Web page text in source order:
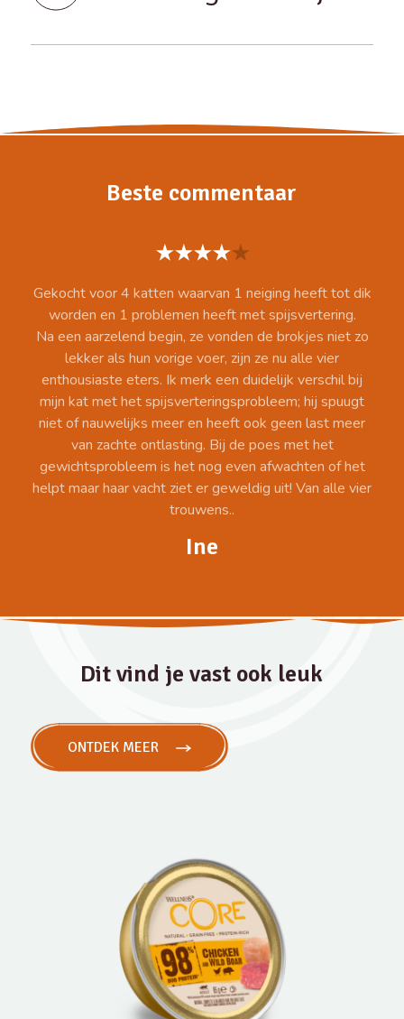
Beste commentaar
Gekocht voor 4 katten waarvan 1 neiging heeft tot dik
worden en 1 problemen heeft met spijsvertering.
Na een aarzelend begin, ze vonden de brokjes niet zo
lekker als hun vorige voer, zijn ze nu alle vier
enthousiaste eters. Ik merk een duidelijk verschil bij
mijn kat met het spijsverteringsprobleem; hij spuugt
niet of nauwelijks meer en heeft ook geen last meer
van zachte ontlasting. Bij de poes met het
gewichtsprobleem is het nog even afwachten of het
helpt maar haar vacht ziet er geweldig uit! Van alle vier
trouwens..
Ine
Dit vind je vast ook leuk
ONTDEK MEER